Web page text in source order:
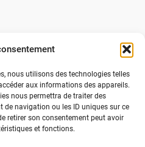
nous utilisons des technologies telles
aux informations des appareils.
nous permettra de traiter des
de navigation ou les ID uniques sur ce
retirer son consentement peut avoir
et fonctions.
Meximieux FRANCE